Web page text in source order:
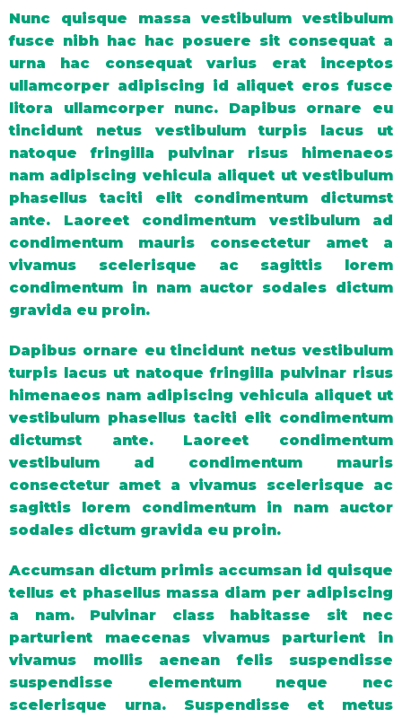
Nunc quisque massa vestibulum vestibulum
fusce nibh hac hac posuere sit consequat a
urna hac consequat varius erat inceptos
ullamcorper adipiscing id aliquet eros fusce
litora ullamcorper nunc. Dapibus ornare eu
tincidunt netus vestibulum turpis lacus ut
natoque fringilla pulvinar risus himenaeos
nam adipiscing vehicula aliquet ut vestibulum
phasellus taciti elit condimentum dictumst
ante. Laoreet condimentum vestibulum ad
condimentum mauris consectetur amet a
vivamus scelerisque ac sagittis lorem
condimentum in nam auctor sodales dictum
gravida eu proin.
Dapibus ornare eu tincidunt netus vestibulum
turpis lacus ut natoque fringilla pulvinar risus
himenaeos nam adipiscing vehicula aliquet ut
vestibulum phasellus taciti elit condimentum
dictumst ante. Laoreet condimentum
vestibulum ad condimentum mauris
consectetur amet a vivamus scelerisque ac
sagittis lorem condimentum in nam auctor
sodales dictum gravida eu proin.
Accumsan dictum primis accumsan id quisque
tellus et phasellus massa diam per adipiscing
a nam. Pulvinar class habitasse sit nec
parturient maecenas vivamus parturient in
vivamus mollis aenean felis suspendisse
suspendisse elementum neque nec
scelerisque urna. Suspendisse et metus